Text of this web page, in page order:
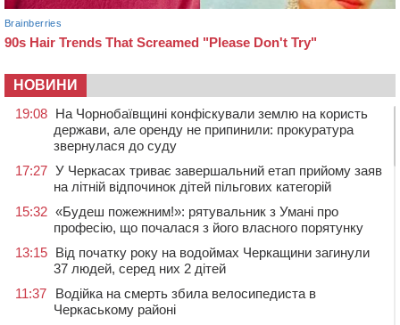
НОВИНИ
19:08 На Чорнобаївщині конфіскували землю на користь
держави, але оренду не припинили: прокуратура
звернулася до суду
17:27 У Черкасах триває завершальний етап прийому заяв
на літній відпочинок дітей пільгових категорій
15:32 «Будеш пожежним!»: рятувальник з Умані про
професію, що почалася з його власного порятунку
13:15 Від початку року на водоймах Черкащини загинули
37 людей, серед них 2 дітей
11:37
Водійка на смерть збила велосипедиста в
Черкаському районі